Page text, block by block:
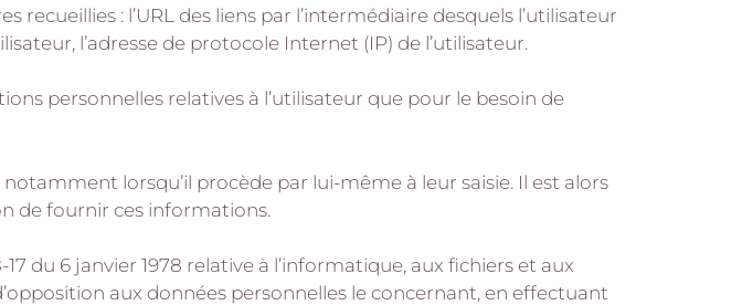
recueillies : l’URL des liens par l’intermédiaire desquels l’utilisateur
l’adresse de protocole Internet (IP) de l’utilisateur.
personnelles relatives à l’utilisateur que pour le besoin de
lorsqu’il procède par lui-même à leur saisie. Il est alors
de fournir ces informations.
du 6 janvier 1978 relative à l’informatique, aux fichiers et aux
aux données personnelles le concernant, en effectuant